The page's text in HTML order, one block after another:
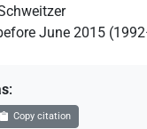
June 2015
:
Copy citation